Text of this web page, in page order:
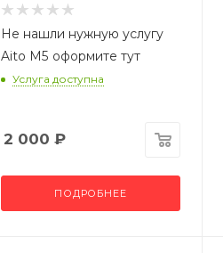
Не нашли нужную услугу
Aito M5 оформите тут
Услуга доступна
2 000 ₽
ПОДРОБНЕЕ